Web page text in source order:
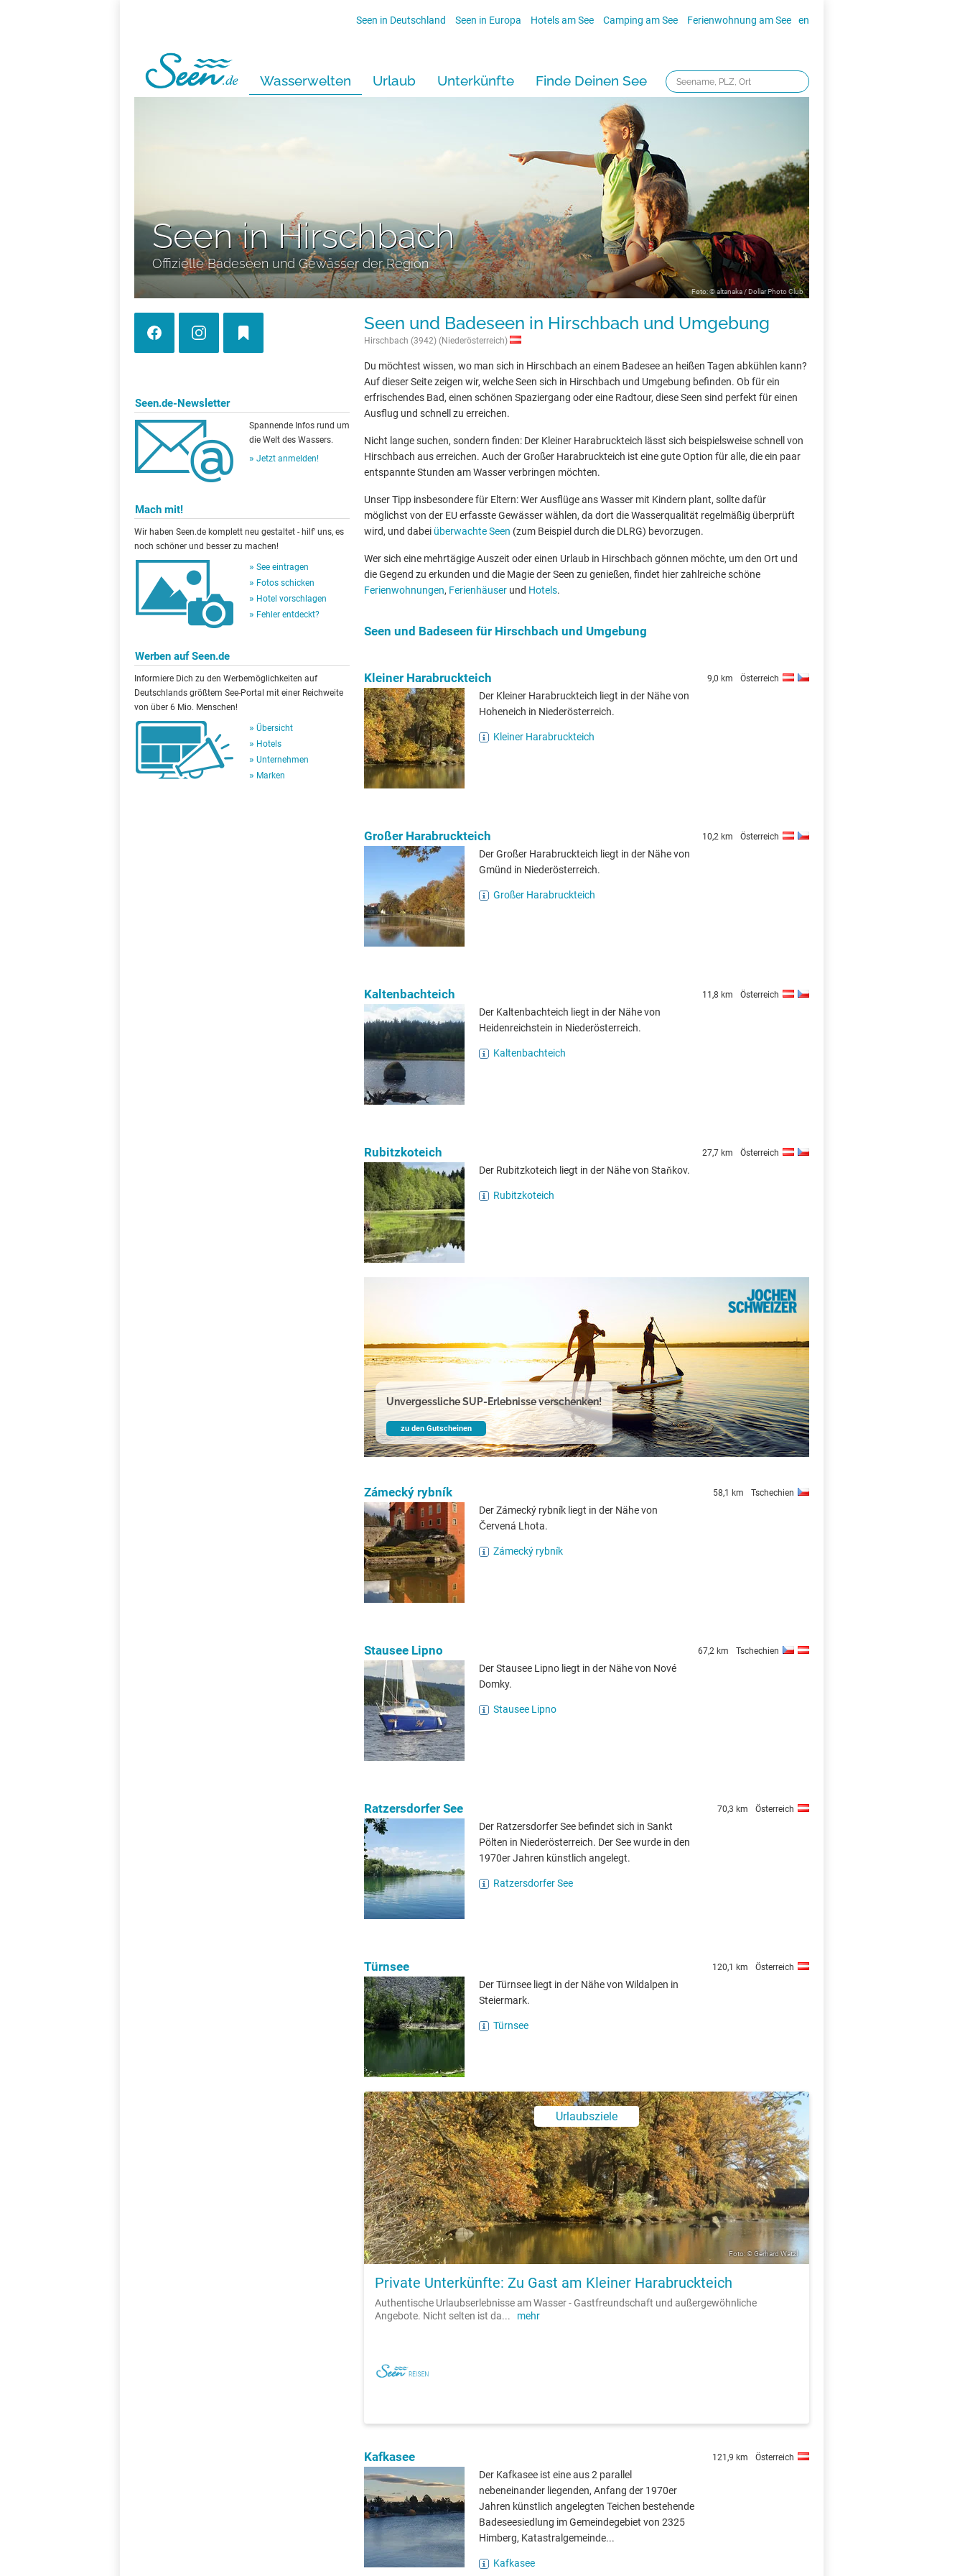
Seen in Deutschland Seen in Europa Hotels am See Camping am See Ferienwohnung am See en
Wasserwelten Urlaub Unterkünfte Finde Deinen See
Seen in Hirschbach
Offizielle Badeseen und Gewässer der Region
Foto: © altanaka / Dollar Photo Club
Seen.de-Newsletter
Spannende Infos rund um
die Welt des Wassers.
Jetzt anmelden!
Mach mit!
Wir haben Seen.de komplett neu gestaltet - hilf' uns, es
noch schöner und besser zu machen!
See eintragen
Fotos schicken
Hotel vorschlagen
Fehler entdeckt?
Werben auf Seen.de
Informiere Dich zu den Werbemöglichkeiten auf
Deutschlands größtem See-Portal mit einer Reichweite
von über 6 Mio. Menschen!
Übersicht
Hotels
Unternehmen
Marken
Seen und Badeseen in Hirschbach und Umgebung
Hirschbach (3942) (Niederösterreich)
Du möchtest wissen, wo man sich in Hirschbach an einem Badesee an heißen Tagen abkühlen kann?
Auf dieser Seite zeigen wir, welche Seen sich in Hirschbach und Umgebung befinden. Ob für ein
erfrischendes Bad, einen schönen Spaziergang oder eine Radtour, diese Seen sind perfekt für einen
Ausflug und schnell zu erreichen.
Nicht lange suchen, sondern finden: Der Kleiner Harabruckteich lässt sich beispielsweise schnell von
Hirschbach aus erreichen. Auch der Großer Harabruckteich ist eine gute Option für alle, die ein paar
entspannte Stunden am Wasser verbringen möchten.
Unser Tipp insbesondere für Eltern: Wer Ausflüge ans Wasser mit Kindern plant, sollte dafür
möglichst von der EU erfasste Gewässer wählen, da dort die Wasserqualität regelmäßig überprüft
wird, und dabei überwachte Seen (zum Beispiel durch die DLRG) bevorzugen.
Wer sich eine mehrtägige Auszeit oder einen Urlaub in Hirschbach gönnen möchte, um den Ort und
die Gegend zu erkunden und die Magie der Seen zu genießen, findet hier zahlreiche schöne
Ferienwohnungen, Ferienhäuser und Hotels.
Seen und Badeseen für Hirschbach und Umgebung
Kleiner Harabruckteich 9,0 km Österreich
Der Kleiner Harabruckteich liegt in der Nähe von
Hoheneich in Niederösterreich.
Kleiner Harabruckteich
Großer Harabruckteich 10,2 km Österreich
Der Großer Harabruckteich liegt in der Nähe von
Gmünd in Niederösterreich.
Großer Harabruckteich
Kaltenbachteich 11,8 km Österreich
Der Kaltenbachteich liegt in der Nähe von
Heidenreichstein in Niederösterreich.
Kaltenbachteich
Rubitzkoteich 27,7 km Österreich
Der Rubitzkoteich liegt in der Nähe von Staňkov.
Rubitzkoteich
Unvergessliche SUP-Erlebnisse verschenken!
zu den Gutscheinen
Zámecký rybník 58,1 km Tschechien
Der Zámecký rybník liegt in der Nähe von
Červená Lhota.
Zámecký rybník
Stausee Lipno 67,2 km Tschechien
Der Stausee Lipno liegt in der Nähe von Nové
Domky.
Stausee Lipno
Ratzersdorfer See 70,3 km Österreich
Der Ratzersdorfer See befindet sich in Sankt
Pölten in Niederösterreich. Der See wurde in den
1970er Jahren künstlich angelegt.
Ratzersdorfer See
Türnsee 120,1 km Österreich
Der Türnsee liegt in der Nähe von Wildalpen in
Steiermark.
Türnsee
Urlaubsziele
Foto: © Gerhard Watzl
Private Unterkünfte: Zu Gast am Kleiner Harabruckteich
Authentische Urlaubserlebnisse am Wasser - Gastfreundschaft und außergewöhnliche
Angebote. Nicht selten ist da... mehr
Kafkasee 121,9 km Österreich
Der Kafkasee ist eine aus 2 parallel
nebeneinander liegenden, Anfang der 1970er
Jahren künstlich angelegten Teichen bestehende
Badeseesiedlung im Gemeindegebiet von 2325
Himberg, Katastralgemeinde...
Kafkasee